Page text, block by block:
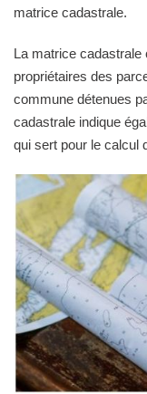
matrice cadastrale.
La matrice cadastrale
propriétaires des
commune détenues
cadastrale indique
qui sert pour le calcul